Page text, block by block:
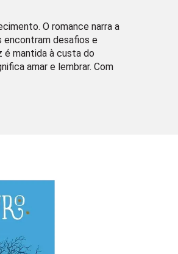
O romance narra a
encontram desafios e
é mantida à custa do
amar e lembrar. Com